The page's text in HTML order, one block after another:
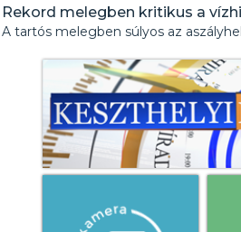
Rekord melegben kritikus a
A tartós melegben súlyos az